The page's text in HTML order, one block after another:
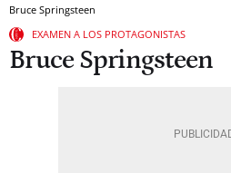
Bruce Springsteen
EXAMEN A LOS PROTAGONISTAS
Bruce Springsteen